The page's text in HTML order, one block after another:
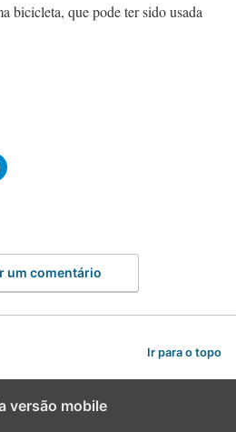
bicicleta, que pode ter sido usada
um comentário
Ir para o topo
versão mobile